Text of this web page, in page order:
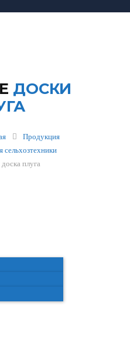
ДОСКИ
Продукция
сельхозтехники
плуга